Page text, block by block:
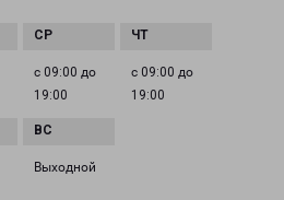
с 09:00 до
19:00
с 09:00 до
19:00
Выходной